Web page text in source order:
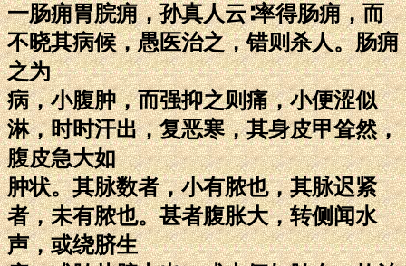
一肠痈胃脘痈，孙真人云∶率得肠痈，而
不晓其病候，愚医治之，错则杀人。肠痈
之为
病，小腹肿，而强抑之则痛，小便涩似
淋，时时汗出，复恶寒，其身皮甲耸然，
腹皮急大如
肿状。其脉数者，小有脓也，其脉迟紧
者，未有脓也。甚者腹胀大，转侧闻水
声，或绕脐生